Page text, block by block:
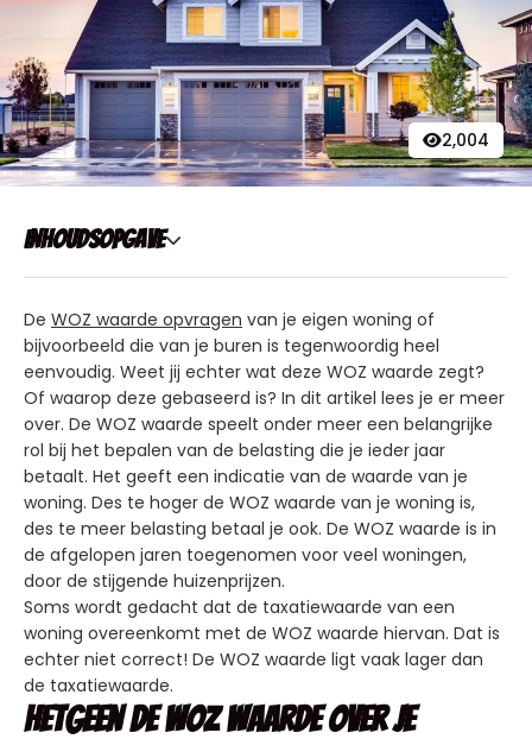
2,004
Inhoudsopgave
De WOZ waarde opvragen van je eigen woning of
bijvoorbeeld die van je buren is tegenwoordig heel
eenvoudig. Weet jij echter wat deze WOZ waarde zegt?
Of waarop deze gebaseerd is? In dit artikel lees je er meer
over. De WOZ waarde speelt onder meer een belangrijke
rol bij het bepalen van de belasting die je ieder jaar
betaalt. Het geeft een indicatie van de waarde van je
woning. Des te hoger de WOZ waarde van je woning is,
des te meer belasting betaal je ook. De WOZ waarde is in
de afgelopen jaren toegenomen voor veel woningen,
door de stijgende huizenprijzen.
Soms wordt gedacht dat de taxatiewaarde van een
woning overeenkomt met de WOZ waarde hiervan. Dat is
echter niet correct! De WOZ waarde ligt vaak lager dan
de taxatiewaarde.
Hetgeen de WOZ waarde over je